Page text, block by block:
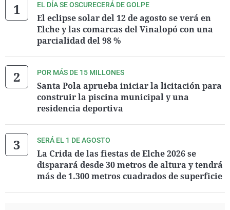
EL DÍA SE OSCURECERÁ DE GOLPE
El eclipse solar del 12 de agosto se verá en
Elche y las comarcas del Vinalopó con una
parcialidad del 98 %
POR MÁS DE 15 MILLONES
Santa Pola aprueba iniciar la licitación para
construir la piscina municipal y una
residencia deportiva
SERÁ EL 1 DE AGOSTO
La Crida de las fiestas de Elche 2026 se
disparará desde 30 metros de altura y tendrá
más de 1.300 metros cuadrados de superficie